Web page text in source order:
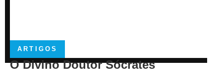
ARTIGOS
O Divino Doutor Sócrates